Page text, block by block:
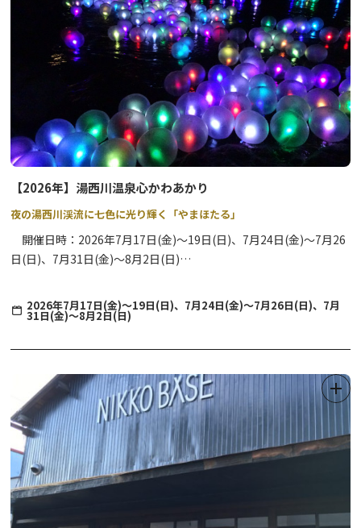
15:30-16:3010月以降は15:00~16:00
湯元地内
1名～10名
参加費用大人・小人500円（税込）未就学児無料
※雨天時も希望があれば実施。荒天中止。
【湯元温泉 早朝散策】
期間2025年7月13日（日)、20日（日）/ 8月24日（日）
9月14日（日）、21日（日）/ 10月5日（日）
時間6:30-7:30
催行人数1名～10名
参加費用 大人・小人1,000円（税込）未就学児無料
※雨天時も希望があれば実施。荒天中止。現地解散。
【湯ノ湖・湯滝プチハイク】
期間2025年7月6日（日）、13日（日）/ 8月3日（日）、10日
（日）/11月2日（日）
時間 9:30-11:30
場所湯元～湯滝下観瀑台
催行人数1名～10名
参加費用大人2,000円（税込）、小人1,000円（税込）未就学児
無料
※雨天時も希望があれば実施、荒天中止、現地解散
【2026年】湯西川温泉心かわあかり
夜の湯西川渓流に七色に光り輝く「やまほたる」
開催日時：2026年7月17日(金)～19日(日)、7月24日(金)～7月26
日(日)、7月31日(金)～8月2日(日)
放流開始：20:30~
観覧無料
湯西川の清流に、7色に灯る「やまほたる」を放流します。
ゆらゆらと光りながら川面を流れる幻想的な湯西川温泉のイルミネ
ーションショーをお楽しみください。
※天候及び河川状況等により、変更または中止になる場合がござい
2026年7月17日(金)～19日(日)、7月24日(金)～7月26日(日)、7月
31日(金)～8月2日(日)